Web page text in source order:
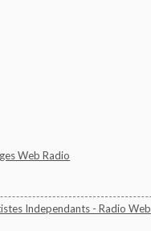
Independants - Radio Web